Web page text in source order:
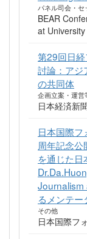
パネル司会・
BEAR
at
第29回日
討論：アジ
の共同体
企画立案・運営
日本経済新
日本国際
周年記念
を通じた日
Journalism
るメンテー
その他
日本国際フ